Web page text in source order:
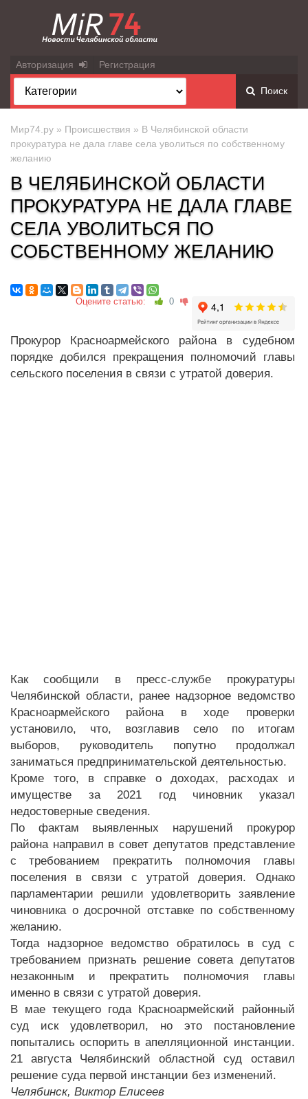
Авторизация Регистрация
Поиск
Мир74.ру » Происшествия » В Челябинской области
прокуратура не дала главе села уволиться по собственному
желанию
В ЧЕЛЯБИНСКОЙ ОБЛАСТИ
ПРОКУРАТУРА НЕ ДАЛА ГЛАВЕ
СЕЛА УВОЛИТЬСЯ ПО
СОБСТВЕННОМУ ЖЕЛАНИЮ
Оцените статью: 0
Прокурор Красноармейского района в судебном
порядке добился прекращения полномочий главы
сельского поселения в связи с утратой доверия.
Как сообщили в пресс-службе прокуратуры
Челябинской области, ранее надзорное ведомство
Красноармейского района в ходе проверки
установило, что, возглавив село по итогам
выборов, руководитель попутно продолжал
заниматься предпринимательской деятельностью.
Кроме того, в справке о доходах, расходах и
имуществе за 2021 год чиновник указал
недостоверные сведения.
По фактам выявленных нарушений прокурор
района направил в совет депутатов представление
с требованием прекратить полномочия главы
поселения в связи с утратой доверия. Однако
парламентарии решили удовлетворить заявление
чиновника о досрочной отставке по собственному
желанию.
Тогда надзорное ведомство обратилось в суд с
требованием признать решение совета депутатов
незаконным и прекратить полномочия главы
именно в связи с утратой доверия.
В мае текущего года Красноармейский районный
суд иск удовлетворил, но это постановление
попытались оспорить в апелляционной инстанции.
21 августа Челябинский областной суд оставил
решение суда первой инстанции без изменений.
Челябинск, Виктор Елисеев